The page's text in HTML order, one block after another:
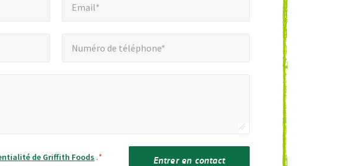
Email*
Numéro de téléphone*
de Griffith Foods .* Entrer en contact